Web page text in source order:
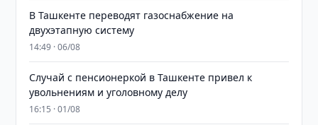
В Ташкенте переводят газоснабжение на
двухэтапную систему
14:49 · 06/08
Случай с пенсионеркой в Ташкенте привел к
увольнениям и уголовному делу
16:15 · 01/08